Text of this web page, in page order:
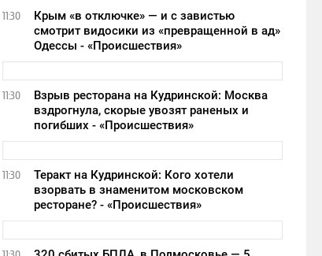
11:30
Крым «в отключке» — и с завистью
смотрит видосики из «превращенной в ад»
Одессы - «Происшествия»
11:30
Взрыв ресторана на Кудринской: Москва
вздрогнула, скорые увозят раненых и
погибших - «Происшествия»
11:30
Теракт на Кудринской: Кого хотели
взорвать в знаменитом московском
ресторане? - «Происшествия»